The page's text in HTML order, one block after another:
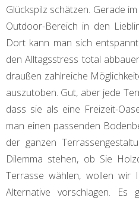
Glückspilz schätzen. Gerade
Outdoor-Bereich in den
Dort kann man sich
den Alltagsstress total
draußen zahlreiche
auszutoben. Gut, aber jede
dass sie als eine Freizeit-
man einen passenden
der ganzen
Dilemma stehen, ob Sie
Terrasse wählen, wollen wir
Alternative vorschlagen. Es